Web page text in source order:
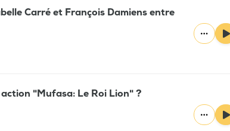
Carré et François Damiens entre
"Mufasa: Le Roi Lion" ?